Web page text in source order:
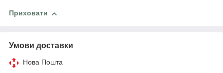
Приховати
Умови доставки
Нова Пошта